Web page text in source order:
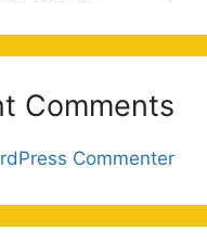
Comments
Commenter